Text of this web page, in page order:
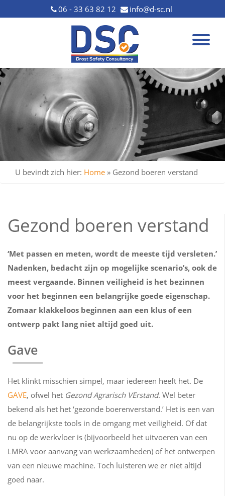
06 - 33 63 82 12 info@d-sc.nl
U bevindt zich hier: Home » Gezond boeren verstand
Gezond boeren verstand
‘Met passen en meten, wordt de meeste tijd versleten.’
Nadenken, bedacht zijn op mogelijke scenario’s, ook de
meest vergaande. Binnen veiligheid is het bezinnen
voor het beginnen een belangrijke goede eigenschap.
Zomaar klakkeloos beginnen aan een klus of een
ontwerp pakt lang niet altijd goed uit.
Gave
Het klinkt misschien simpel, maar iedereen heeft het. De
GAVE, ofwel het Gezond Agrarisch VErstand. Wel beter
bekend als het het ‘gezonde boerenverstand.’ Het is een van
de belangrijkste tools in de omgang met veiligheid. Of dat
nu op de werkvloer is (bijvoorbeeld het uitvoeren van een
LMRA voor aanvang van werkzaamheden) of het ontwerpen
van een nieuwe machine. Toch luisteren we er niet altijd
goed naar.